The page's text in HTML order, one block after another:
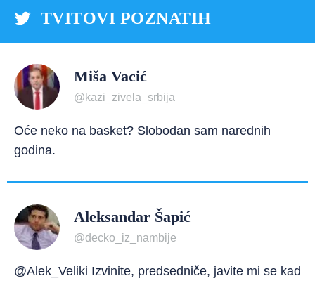
TVITOVI POZNATIH
Miša Vacić
@kazi_zivela_srbija
Oće neko na basket? Slobodan sam narednih
godina.
Aleksandar Šapić
@decko_iz_nambije
@Alek_Veliki Izvinite, predsedniče, javite mi se kad